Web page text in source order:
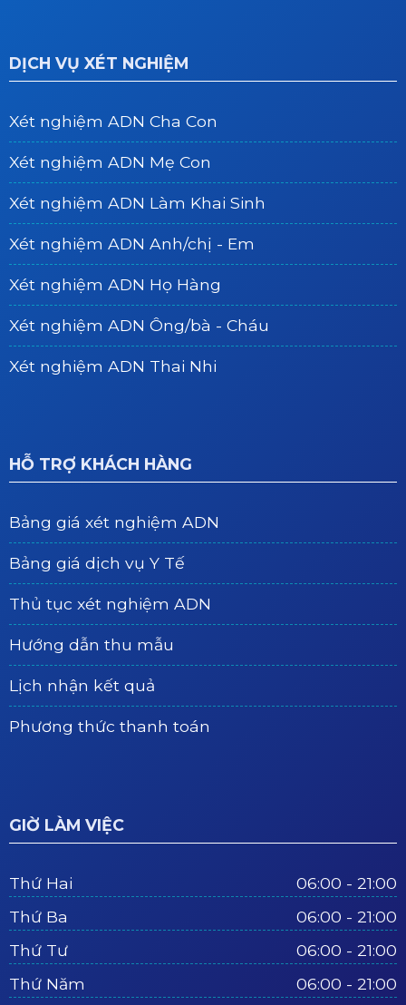
DỊCH VỤ XÉT NGHIỆM
Xét nghiệm ADN Cha Con
Xét nghiệm ADN Mẹ Con
Xét nghiệm ADN Làm Khai Sinh
Xét nghiệm ADN Anh/chị - Em
Xét nghiệm ADN Họ Hàng
Xét nghiệm ADN Ông/bà - Cháu
Xét nghiệm ADN Thai Nhi
HỖ TRỢ KHÁCH HÀNG
Bảng giá xét nghiệm ADN
Bảng giá dịch vụ Y Tế
Thủ tục xét nghiệm ADN
Hướng dẫn thu mẫu
Lịch nhận kết quả
Phương thức thanh toán
GIỜ LÀM VIỆC
Thứ Hai
06:00 - 21:00
Thứ Ba
06:00 - 21:00
Thứ Tư
06:00 - 21:00
Thứ Năm
06:00 - 21:00